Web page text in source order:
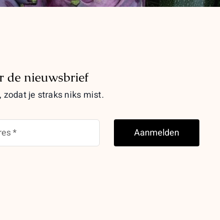
de nieuwsbrief
zodat je straks niks mist.
Aanmelden